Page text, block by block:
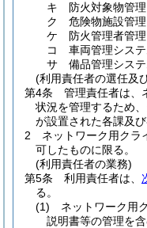
キ
防火対象物管
ク
危険物施設管
ケ
防火管理者管
コ
車両管理シス
サ
備品管理シス
(利用責任者の選任及
第4条
管理責任者は、
状況を管理するため
が設置された各課及
2
ネットワーク用クラ
可したものに限る。
(利用責任者の業務)
第5条
利用責任者は、
る。
(1)
ネットワーク用
説明書等の管理を